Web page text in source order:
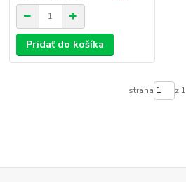
Pridať do košíka
strana z 1